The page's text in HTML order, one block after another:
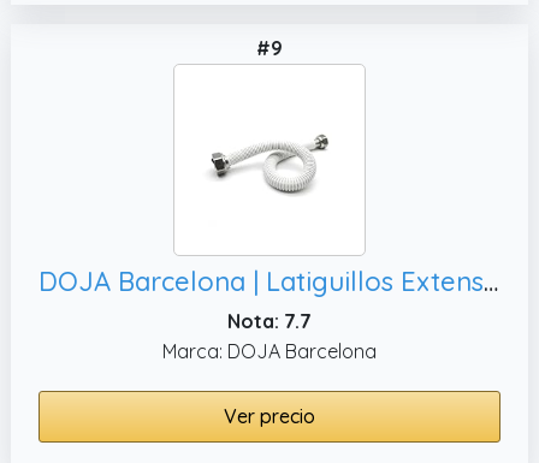
#9
DOJA Barcelona | Latiguillos Extensible Gas | H-H | 3/4-3/4 | 500-850mm | Pack 1 | Latiguillo Gas Natural, calentador de Agua
Nota: 7.7
Marca: DOJA Barcelona
Ver precio